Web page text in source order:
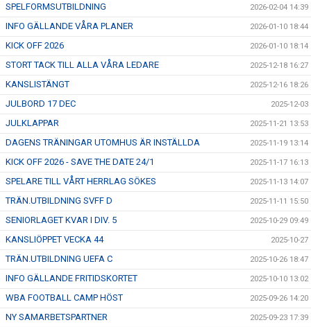
SPELFORMSUTBILDNING 2026-02-04 14:39
INFO GÄLLANDE VÅRA PLANER 2026-01-10 18:44
KICK OFF 2026 2026-01-10 18:14
STORT TACK TILL ALLA VÅRA LEDARE 2025-12-18 16:27
KANSLISTÄNGT 2025-12-16 18:26
JULBORD 17 DEC 2025-12-03
JULKLAPPAR 2025-11-21 13:53
DAGENS TRÄNINGAR UTOMHUS ÄR INSTÄLLDA 2025-11-19 13:14
KICK OFF 2026 - SAVE THE DATE 24/1 2025-11-17 16:13
SPELARE TILL VÅRT HERRLAG SÖKES 2025-11-13 14:07
TRÄN.UTBILDNING SVFF D 2025-11-11 15:50
SENIORLAGET KVAR I DIV. 5 2025-10-29 09:49
KANSLIÖPPET VECKA 44 2025-10-27
TRÄN.UTBILDNING UEFA C 2025-10-26 18:47
INFO GÄLLANDE FRITIDSKORTET 2025-10-10 13:02
WBA FOOTBALL CAMP HÖST 2025-09-26 14:20
NY SAMARBETSPARTNER 2025-09-23 17:39